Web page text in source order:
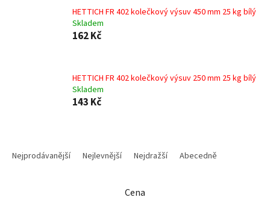
HETTICH FR 402 kolečkový výsuv 450 mm 25 kg bílý
Skladem
162 Kč
HETTICH FR 402 kolečkový výsuv 250 mm 25 kg bílý
Skladem
143 Kč
Nejprodávanější Nejlevnější Nejdražší Abecedně
Cena